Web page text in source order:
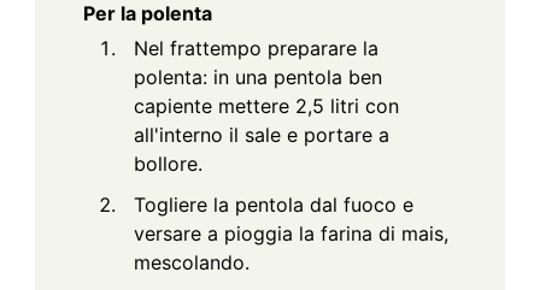
Per la polenta
Nel frattempo preparare la
polenta: in una pentola ben
capiente mettere 2,5 litri con
all'interno il sale e portare a
bollore.
Togliere la pentola dal fuoco e
versare a pioggia la farina di mais,
mescolando.